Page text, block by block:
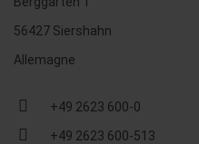
56427 Siershahn
Allemagne
+49 2623 600-0
+49 2623 600-513